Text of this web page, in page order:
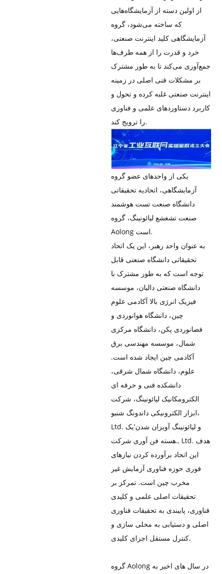
از اولین دسته از آزمایشگاه‌هایی
که ساخته می‌شود، گروه
آزمایشگاهی کلید اینترنت صنعتی،
خرد و قدرت را از همه طرف‌ها
جمع‌آوری می‌کند تا به طور مشترک
بر مشکلات فنی اصلی در زمینه
اینترنت صنعتی غلبه کرده و تحول و
کاربرد دستاوردهای علمی و فناوری
را ترویج کند.
یکی از واحدهای عضو گروه
آزمایشگاهی، اتحادیه تحقیقاتی
دانشگاه صنعت تست هوشمند
صنعت تشعشع لیائونینگ، گروه
Aolong است.
به عنوان واحد رهبر، این یک اتحاد
تحقیقاتی دانشگاه صنعتی قابل
توجه است که به طور مشترک با
دانشگاه صنعتی دالیان، موسسه
فیزیک انرژی بالا آکادمی علوم
چین، دانشگاه هوانوردی و
فضانوردی پکن، دانشگاه مرکزی
شمال، موسسه مهندسی برق
آکادمی چین ایجاد شده است.
علوم، دانشگاه شمال شرقی،
دانشکده فنی و حرفه ای
الکترومکانیک لیائونینگ، شرکت
ابزار الکترونیکی داندونگ شنبو،
Ltd. و لیائونینگ آویزان شدن'یک
هسته فن آوری شرکت., Ltd. هدف
این اتحاد برآورده کردن نیازهای
فوری حوزه فناوری آزمایش غیر
مخرب چین است. تمرکز بر
تحقیقات اصلی علمی و کلیدی
فناوری، پایبندی به تحقیقات فناوری
اصلی و دستیابی به محلی سازی و
کنترل مستقل اجزای کلیدی.
گروه Aolong در سال های اخیر به